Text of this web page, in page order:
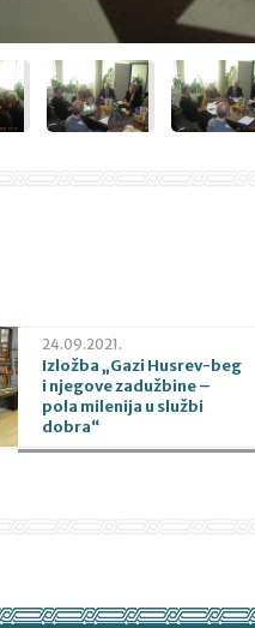
24.09.2021.
Izložba „Gazi Husrev-beg
i njegove zadužbine –
pola milenija u službi
dobra“